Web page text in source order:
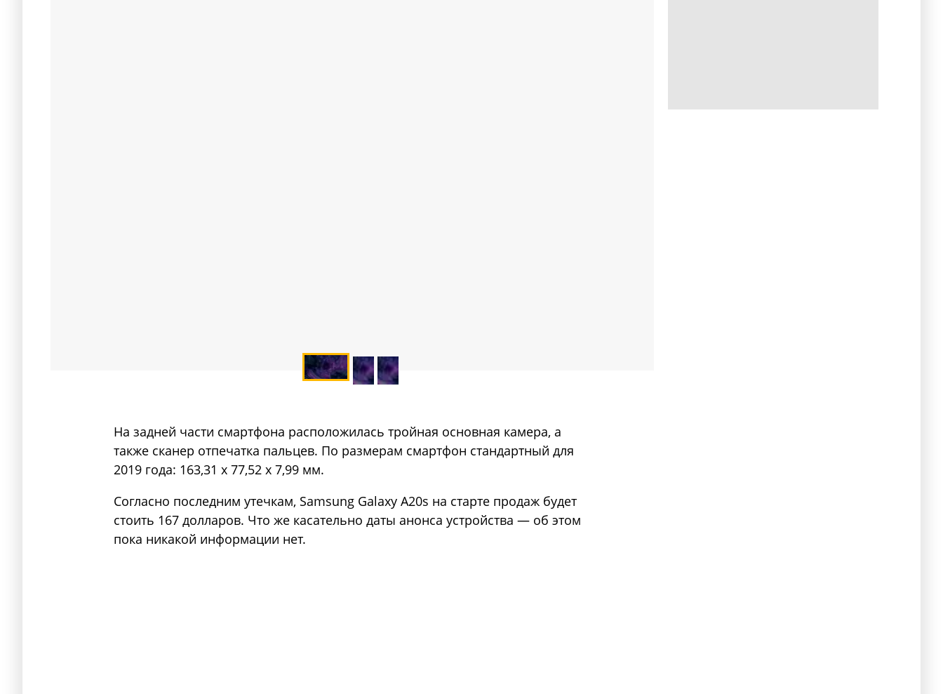
На задней части смартфона расположилась тройная основная камера, а
также сканер отпечатка пальцев. По размерам смартфон стандартный для
2019 года: 163,31 х 77,52 х 7,99 мм.
Согласно последним утечкам, Samsung Galaxy A20s на старте продаж будет
стоить 167 долларов. Что же касательно даты анонса устройства — об этом
пока никакой информации нет.